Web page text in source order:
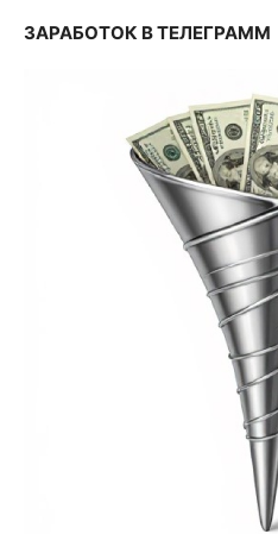
ЗАРАБОТОК В ТЕЛЕГРАММ